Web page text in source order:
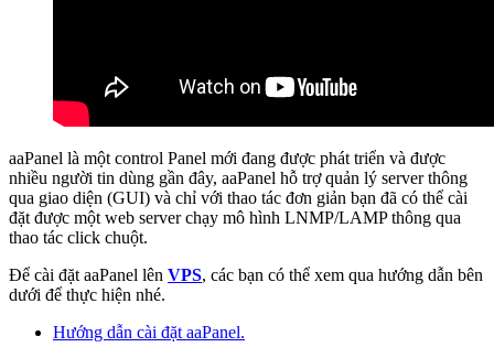
aaPanel là một control Panel mới đang được phát triển và được
nhiều người tin dùng gần đây, aaPanel hỗ trợ quản lý server thông
qua giao diện (GUI) và chỉ với thao tác đơn giản bạn đã có thể cài
đặt được một web server chạy mô hình LNMP/LAMP thông qua
thao tác click chuột.
Để cài đặt aaPanel lên VPS, các bạn có thể xem qua hướng dẫn bên
dưới để thực hiện nhé.
Hướng dẫn cài đặt aaPanel.